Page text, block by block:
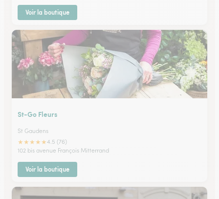
Voir la boutique
St-Go Fleurs
St Gaudens
★★★★★4.5 (76)
102 bis avenue François Mitterrand
Voir la boutique